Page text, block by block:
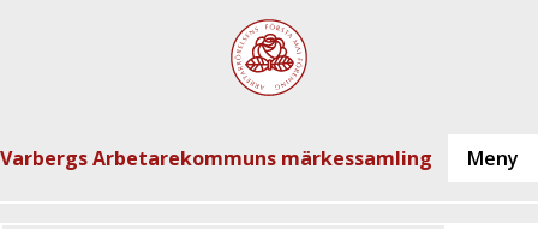
Varbergs Arbetarekommuns märkessamling